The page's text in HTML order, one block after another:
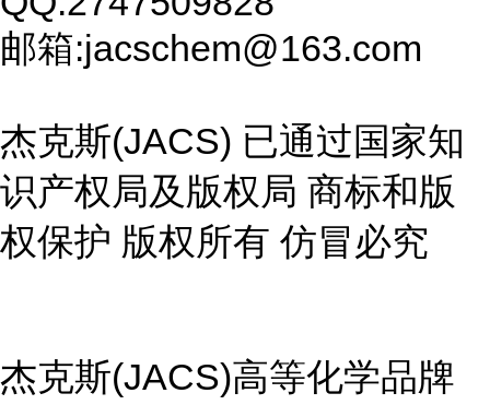
邮箱:jacschem@163.com
杰克斯(JACS) 已通过国家知
识产权局及版权局 商标和版
权保护 版权所有 仿冒必究
杰克斯(JACS)高等化学品牌